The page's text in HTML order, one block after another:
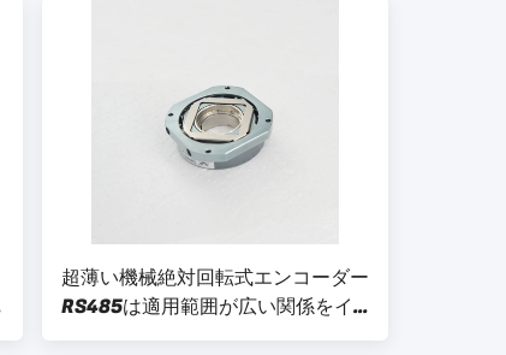
超薄い機械絶対回転式エンコーダー
RS485は適用範囲が広い関係をイ
ンターフェイスさせる